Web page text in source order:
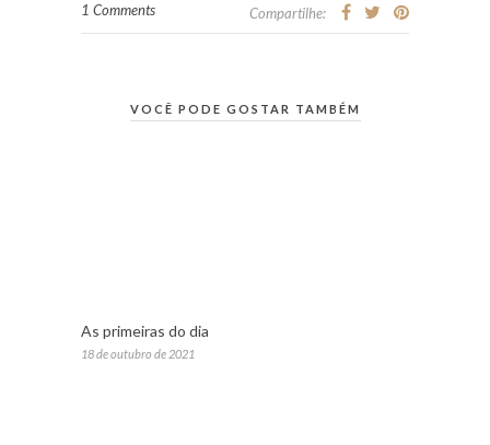
1 Comments Compartilhe:
VOCÊ PODE GOSTAR TAMBÉM
As primeiras do dia
18 de outubro de 2021